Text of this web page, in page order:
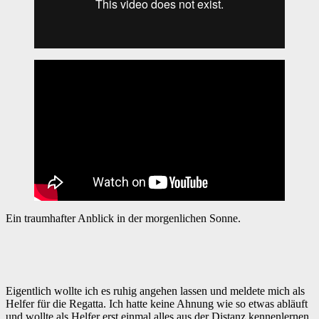
Ein traumhafter Anblick in der morgenlichen Sonne.
Eigentlich wollte ich es ruhig angehen lassen und meldete mich als
Helfer für die Regatta. Ich hatte keine Ahnung wie so etwas abläuft